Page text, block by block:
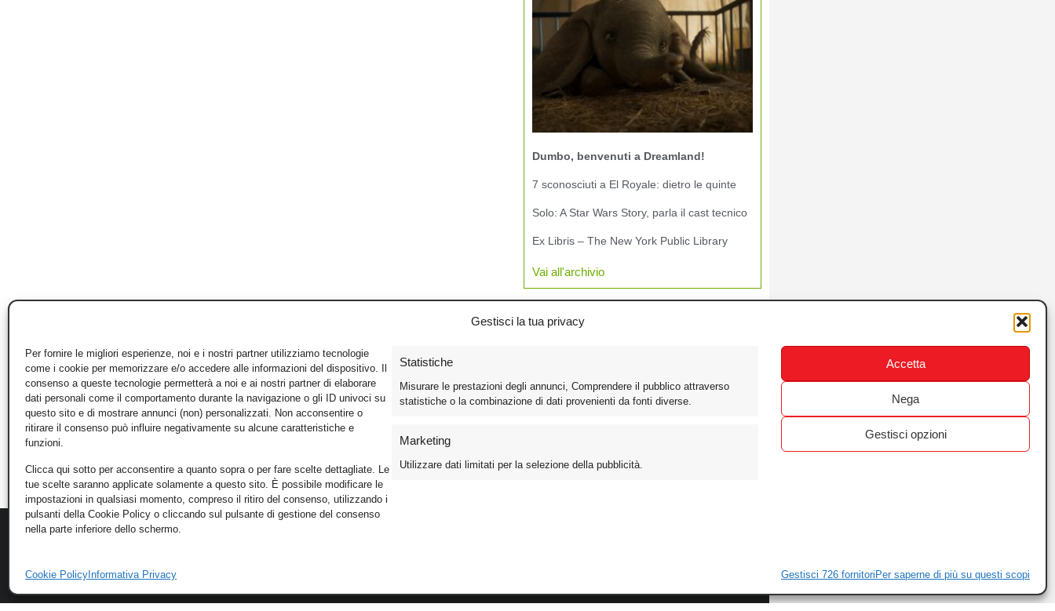
Gestisci la tua privacy
Per fornire le migliori esperienze, noi e i nostri partner utilizziamo tecnologie
come i cookie per memorizzare e/o accedere alle informazioni del dispositivo. Il
consenso a queste tecnologie permetterà a noi e ai nostri partner di elaborare
dati personali come il comportamento durante la navigazione o gli ID univoci su
questo sito e di mostrare annunci (non) personalizzati. Non acconsentire o
ritirare il consenso può influire negativamente su alcune caratteristiche e
funzioni.
Clicca qui sotto per acconsentire a quanto sopra o per fare scelte dettagliate. Le
tue scelte saranno applicate solamente a questo sito. È possibile modificare le
impostazioni in qualsiasi momento, compreso il ritiro del consenso, utilizzando i
pulsanti della Cookie Policy o cliccando sul pulsante di gestione del consenso
nella parte inferiore dello schermo.
Statistiche
Misurare le prestazioni degli annunci, Comprendere il pubblico attraverso
statistiche o la combinazione di dati provenienti da fonti diverse.
Marketing
Utilizzare dati limitati per la selezione della pubblicità.
Gestisci 726 fornitori Per saperne di più su questi scopi
Accetta
Nega
Gestisci opzioni
Cookie Policy Informativa Privacy
Dumbo, benvenuti a Dreamland!
7 sconosciuti a El Royale: dietro le quinte
Solo: A Star Wars Story, parla il cast tecnico
Ex Libris – The New York Public Library
Vai all'archivio